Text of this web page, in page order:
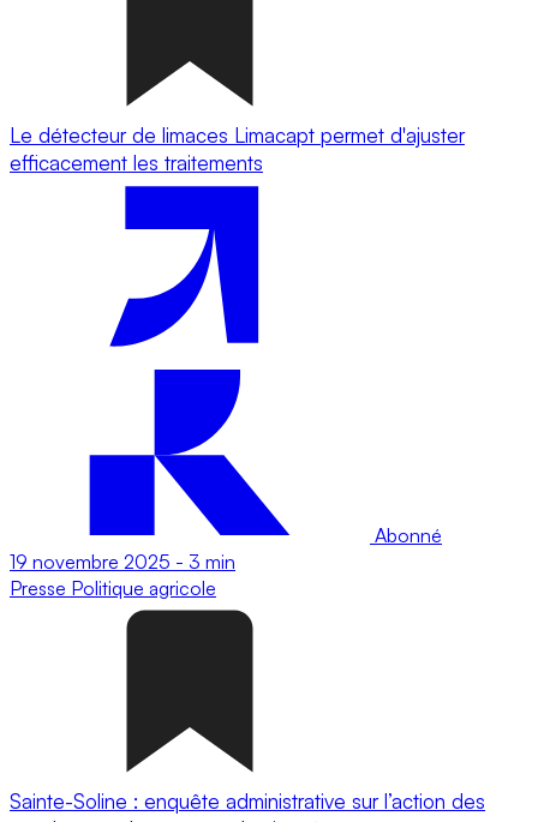
Le détecteur de limaces Limacapt permet d'ajuster
efficacement les traitements
Abonné
19 novembre 2025 - 3 min
Presse Politique agricole
Sainte-Soline : enquête administrative sur l’action des